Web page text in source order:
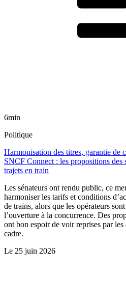
6min
Politique
Harmonisation des titres, garantie de
SNCF Connect : les propositions des
trajets en train
Les sénateurs ont rendu public, ce
harmoniser les tarifs et conditions
de trains, alors que les opérateurs
l’ouverture à la concurrence. Des
ont bon espoir de voir reprises par
cadre.
Le 25 juin 2026